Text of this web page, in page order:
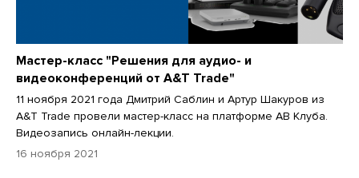
Мастер-класс "Решения для аудио- и
видеоконференций от A&T Trade"
11 ноября 2021 года Дмитрий Саблин и Артур Шакуров из
A&T Trade провели мастер-класс на платформе АВ Клуба.
Видеозапись онлайн-лекции.
16 ноября 2021